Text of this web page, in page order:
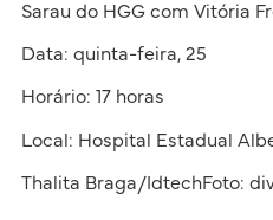
Sarau do HGG com Vitória
Data: quinta-feira, 25
Horário: 17 horas
Local: Hospital Estadual
Thalita Braga/IdtechFoto: